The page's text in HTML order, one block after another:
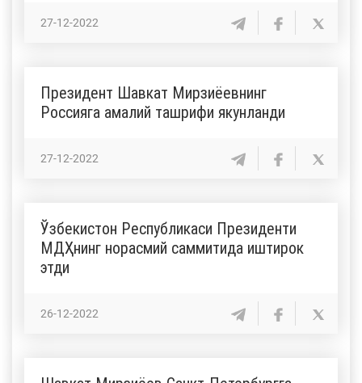
27-12-2022
Президент Шавкат Мирзиёевнинг
Россияга амалий ташрифи якунланди
27-12-2022
Ўзбекистон Республикаси Президенти
МДҲнинг норасмий саммитида иштирок
этди
26-12-2022